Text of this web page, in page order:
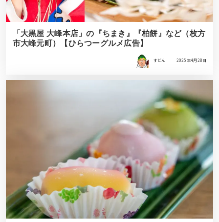
「大黒屋 大峰本店」の『ちまき』『柏餅』など（枚方
市大峰元町）【ひらつーグルメ広告】
すどん 2025年4月28日